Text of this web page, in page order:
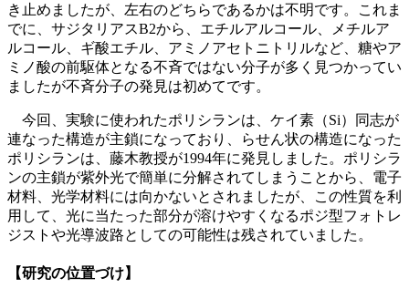
き止めましたが、左右のどちらであるかは不明です。これま
でに、サジタリアスB2から、エチルアルコール、メチルア
ルコール、ギ酸エチル、アミノアセトニトリルなど、糖やア
ミノ酸の前駆体となる不斉ではない分子が多く見つかってい
ましたが不斉分子の発見は初めてです。
今回、実験に使われたポリシランは、ケイ素（Si）同志が
連なった構造が主鎖になっており、らせん状の構造になった
ポリシランは、藤木教授が1994年に発見しました。ポリシラ
ンの主鎖が紫外光で簡単に分解されてしまうことから、電子
材料、光学材料には向かないとされましたが、この性質を利
用して、光に当たった部分が溶けやすくなるポジ型フォトレ
ジストや光導波路としての可能性は残されていました。
【研究の位置づけ】